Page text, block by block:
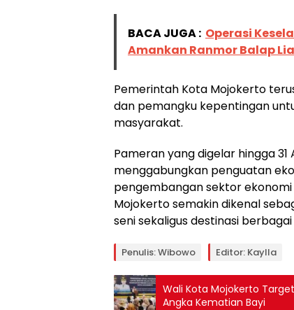
BACA JUGA : Operasi
Amankan Ranmor Balap
Pemerintah Kota Mojokerto
dan pemangku kepentingan
masyarakat.
Pameran yang digelar hingga
menggabungkan penguatan
pengembangan sektor
Mojokerto semakin dikenal
seni sekaligus destinasi
Penulis: Wibowo Editor: Kaylla
Wali Kota Mojokerto
Angka Kematian Bayi